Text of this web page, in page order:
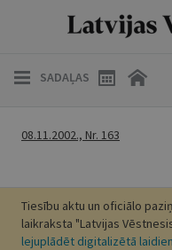
SADAĻAS
08.11.2002., Nr. 163
Tiesību aktu un oficiālo
laikraksta "Latvijas
lejuplādēt digitalizētā